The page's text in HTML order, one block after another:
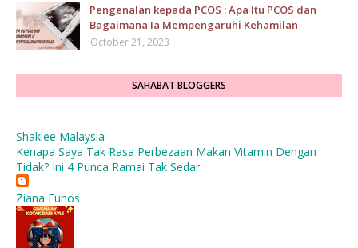
Pengenalan kepada PCOS : Apa Itu PCOS dan
Bagaimana Ia Mempengaruhi Kehamilan
October 21, 2023
SAHABAT BLOGGERS
Shaklee Malaysia
Kenapa Saya Tak Rasa Perbezaan Makan Vitamin Dengan
Tidak? Ini 4 Punca Ramai Tak Sedar
Ziana Eunos